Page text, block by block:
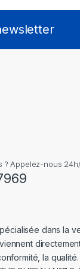
? Appelez-nous
dans la
la qualité.